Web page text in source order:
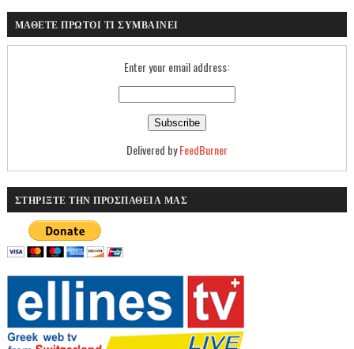
ΜΑΘΕΤΕ ΠΡΩΤΟΙ ΤΙ ΣΥΜΒΑΙΝΕΙ
Enter your email address:
Delivered byFeedBurner
ΣΤΗΡΙΞΤΕ ΤΗΝ ΠΡΟΣΠΑΘΕΙΑ ΜΑΣ